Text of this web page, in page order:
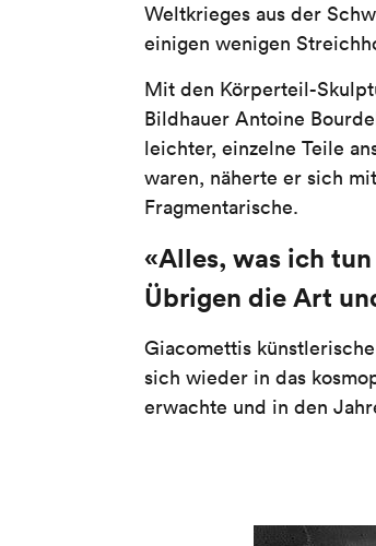
Weltkrieges aus der
einigen wenigen
Mit den Körperteil-
Bildhauer Antoine
leichter, einzelne Teile
waren, näherte er sich
Fragmentarische.
«Alles, was ich
Übrigen die Art
Giacomettis
sich wieder in das
erwachte und in den